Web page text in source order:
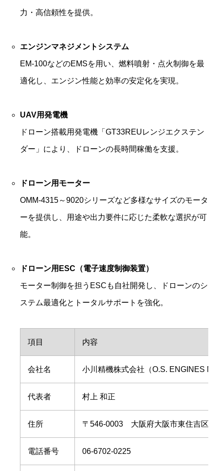
力・高信頼性を提供。
エンジンマネジメントシステム
EM-100などのEMSを用い、燃料噴射・点火制御を最
適化し、エンジン性能と効率の安定化を実現。
UAV用発電機
ドローン搭載用発電機「GT33REUレンジエクステン
ダー」により、ドローンの長時間稼働を支援。
ドローン用モーター
OMM-4315～9020シリーズなど多様なサイズのモータ
ーを提供し、用途や出力要件に応じた柔軟な選択が可
能。
ドローン用ESC（電子速度制御装置）
モーター制御を担うESCも自社開発し、ドローンのシ
ステム最適化とトータルサポートを強化。
項目 内容
会社名 小川精機株式会社（O.S. ENGINES
代表者 村上 和正
住所 〒546‑0003 大阪府大阪市東住吉区
電話番号 06‑6702‑0225